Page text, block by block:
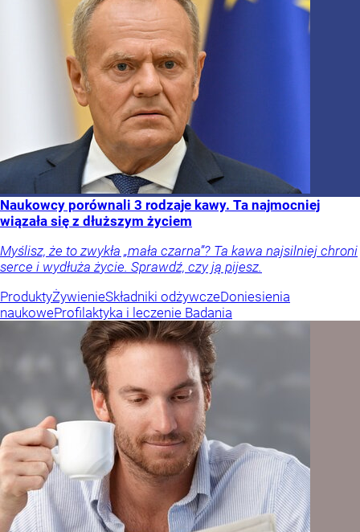
Naukowcy porównali 3 rodzaje kawy. Ta najmocniej
wiązała się z dłuższym życiem
Myślisz, że to zwykła „mała czarna”? Ta kawa najsilniej chroni
serce i wydłuża życie. Sprawdź, czy ją pijesz.
ProduktyŻywienieSkładniki odżywczeDoniesienia
naukoweProfilaktyka i leczenie Badania